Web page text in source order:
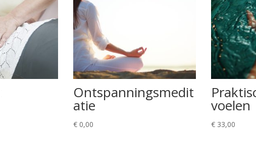
Ontspanningsmedit
atie
€0,00
voelen
€ 33,00